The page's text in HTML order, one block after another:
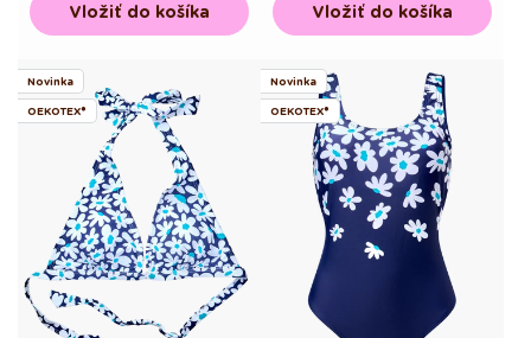
Vložiť do košíka Vložiť do košíka
Novinka
OEKOTEX®
Novinka
OEKOTEX®